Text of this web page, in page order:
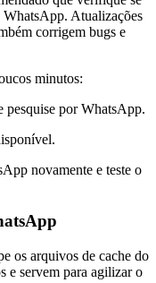
WhatsApp. Atualizações
corrigem bugs e
minutos:
pesquise por WhatsApp.
novamente e teste o
os arquivos de cache do
e servem para agilizar o